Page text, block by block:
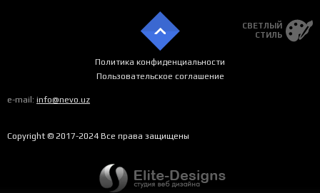
СВЕТЛЫЙ
СТИЛЬ
Политика конфиденциальности
Пользовательское соглашение
e-mail: info@nevo.uz
Copyright © 2017-2024 Все права защищены